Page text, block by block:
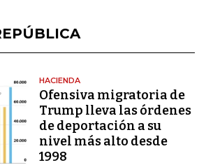
HACIENDA
Ofensiva migratoria de
Trump lleva las órdenes
de deportación a su
nivel más alto desde
1998